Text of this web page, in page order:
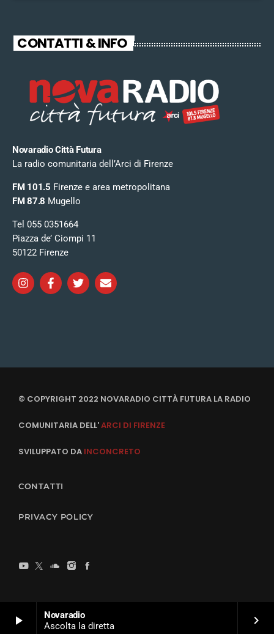
play_arrow
Novaradio
Ascolta la diretta
keyboard_arrow_right
CONTATTI & INFO
Novaradio Città Futura
La radio comunitaria dell’Arci di Firenze
FM 101.5 Firenze e area metropolitana
FM 87.8 Mugello
Tel 055 0351664
Piazza de’ Ciompi 11
50122 Firenze
© COPYRIGHT 2022 NOVARADIO CITTÀ FUTURA LA RADIO
COMUNITARIA DELL'ARCI DI FIRENZE
SVILUPPATO DA INCONCRETO
CONTATTI
PRIVACY POLICY